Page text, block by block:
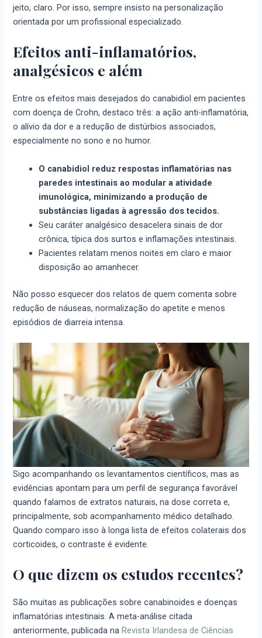
jeito, claro. Por isso, sempre insisto na personalização
orientada por um profissional especializado.
Efeitos anti-inflamatórios,
analgésicos e além
Entre os efeitos mais desejados do canabidiol em pacientes
com doença de Crohn, destaco três: a ação anti-inflamatória,
o alívio da dor e a redução de distúrbios associados,
especialmente no sono e no humor.
O canabidiol reduz respostas inflamatórias nas
paredes intestinais ao modular a atividade
imunológica, minimizando a produção de
substâncias ligadas à agressão dos tecidos.
Seu caráter analgésico desacelera sinais de dor
crônica, típica dos surtos e inflamações intestinais.
Pacientes relatam menos noites em claro e maior
disposição ao amanhecer.
Não posso esquecer dos relatos de quem comenta sobre
redução de náuseas, normalização do apetite e menos
episódios de diarreia intensa.
Sigo acompanhando os levantamentos científicos, mas as
evidências apontam para um perfil de segurança favorável
quando falamos de extratos naturais, na dose correta e,
principalmente, sob acompanhamento médico detalhado.
Quando comparo isso à longa lista de efeitos colaterais dos
corticoides, o contraste é evidente.
O que dizem os estudos recentes?
São muitas as publicações sobre canabinoides e doenças
inflamatórias intestinais. A meta-análise citada
anteriormente, publicada na Revista Irlandesa de Ciências